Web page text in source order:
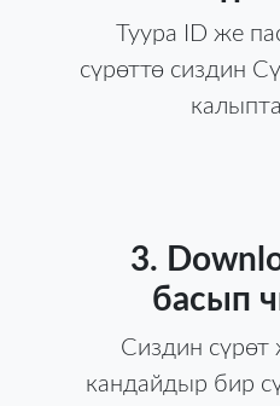
Туура ID же
сүрөттө сиздин
3.
басып
Сиздин сүрөт
кандайдыр бир